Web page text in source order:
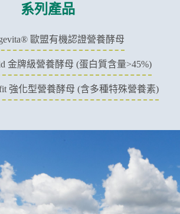
系列產品
歐盟有機認證營養酵母
金牌級營養酵母 (蛋白質含量>45%)
強化型營養酵母 (含多種特殊營養素)